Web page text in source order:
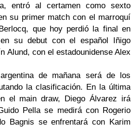
entró al certamen como sexto
su primer match con el marroquí
, que hoy perdió la final en
su debutcon el español Iñigo
Alund, con el estadounidense Alex
de mañana será de los
la clasificación. En la última
el main draw, DiegoÁlvarez irá
Pella se medirá con Rogerio
Bagnis se enfrentará con Karim